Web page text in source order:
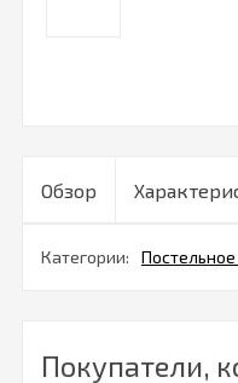
Обзор
Категории:
Покупатели,